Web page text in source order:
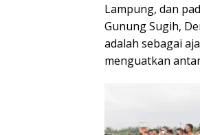
Lampung, dan
Gunung Sugih,
adalah sebagai
menguatkan